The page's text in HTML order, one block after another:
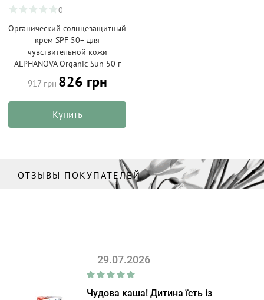
0
Органический солнцезащитный
крем SPF 50+ для
чувствительной кожи
ALPHANOVA Organic Sun 50 г
917 грн 826 грн
Купить
ОТЗЫВЫ ПОКУПАТЕЛЕЙ
29.07.2026
Чудова каша! Дитина їсть із